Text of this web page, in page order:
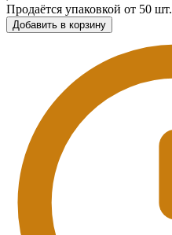
Продаётся упаковкой от 50 шт.
Добавить в корзину